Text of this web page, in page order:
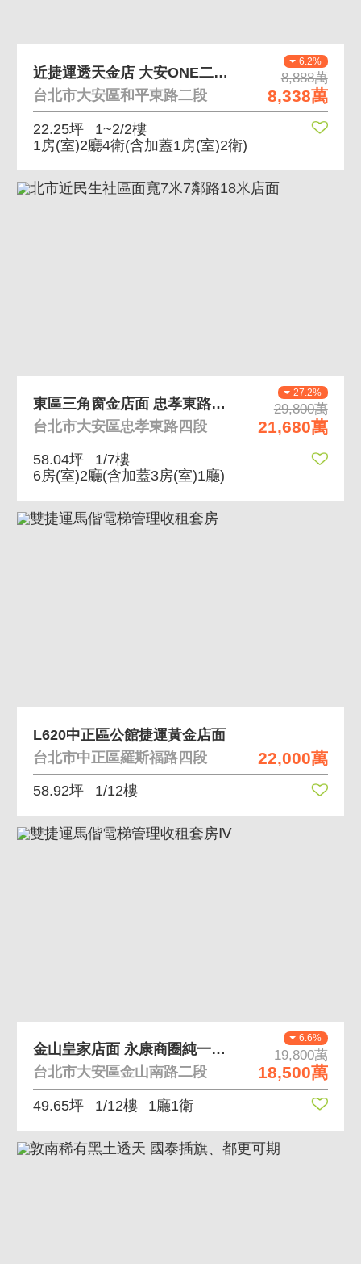
6.2%
8,888萬
8,338萬
近捷運透天金店 大安ONE二期都更整合地
台北市大安區和平東路二段
22.25坪
1~2/2樓
1房(室)2廳4衛(含加蓋1房(室)2衛)
27.2%
29,800萬
21,680萬
東區三角窗金店面 忠孝東路稀有人潮黃金店面釋出
台北市大安區忠孝東路四段
58.04坪
1/7樓
6房(室)2廳(含加蓋3房(室)1廳)
22,000萬
L620中正區公館捷運黃金店面
台北市中正區羅斯福路四段
58.92坪 1/12樓
6.6%
19,800萬
18,500萬
金山皇家店面 永康商圈純一樓面寬店面
台北市大安區金山南路二段
49.65坪 1/12樓 1廳1衛